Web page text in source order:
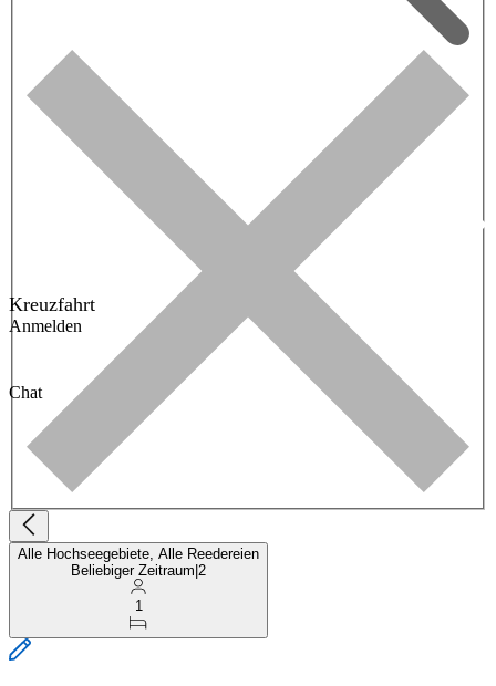
Kreuzfahrt
Anmelden
Chat
Alle Hochseegebiete, Alle Reedereien
Beliebiger Zeitraum 2
1